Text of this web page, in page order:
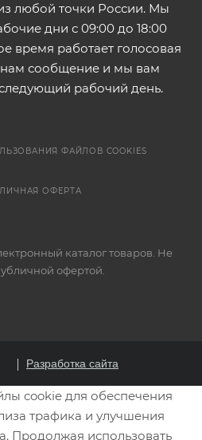
любой точки России. Мы
дни с 09:00 до 18:00
время работает голосовая
нам сообщение и мы вам
рабочий день.
ФАЙЛОВ COOKIES
ОФЕРТА
каталог товаров. Не
офертой.
Разработка сайта
cookie для обеспечения
трафика и улучшения
Продолжая использовать